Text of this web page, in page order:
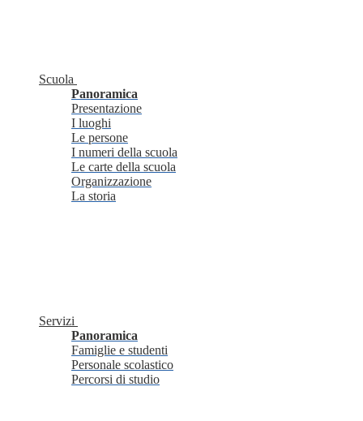
Scuola
Panoramica
Presentazione
I luoghi
Le persone
I numeri della scuola
Le carte della scuola
Organizzazione
La storia
Servizi
Panoramica
Famiglie e studenti
Personale scolastico
Percorsi di studio